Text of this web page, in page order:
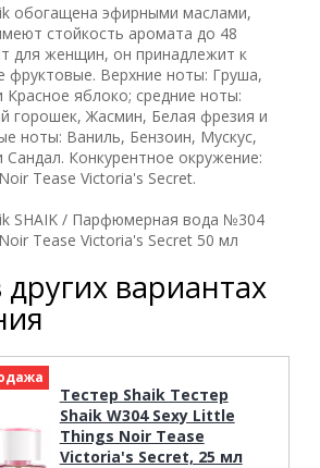
обогащена эфирными маслами,
стойкость аромата до 48
для женщин, он принадлежит к
фруктовые. Верхние ноты: Груша,
яблоко; средние ноты:
горошек, Жасмин, Белая фрезия и
ноты: Ваниль, Бензоин, Мускус,
Конкурентное окружение:
Tease Victoria's Secret.
SHAIK / Парфюмерная вода №304
Tease Victoria's Secret 50 мл
вариантах
Тестер Shaik Тестер
Shaik W304 Sexy Little
Things Noir Tease
Victoria's Secret, 25 мл